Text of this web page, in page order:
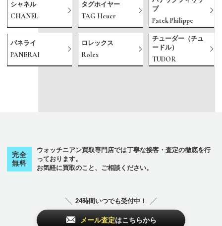
シャネル
CHANEL
タグホイヤー
TAG Heuer
プ
Patek Philippe
パネライ
PANERAI
ロレックス
Rolex
チューダー（チュ
ードル）
TUDOR
完全
無料
ウォッチニアン買取専門店では丁寧な接客・査定の徹底を行
っております。
お気軽に買取のこと、ご相談ください。
24時間いつでも受付中！
メール査定はこちらから